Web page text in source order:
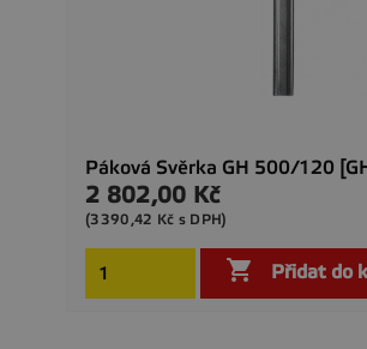
Páková Svěrka GH 500/120
Cena
2 802,00 Kč
(3390,42 Kč s DPH)
 Přidat do